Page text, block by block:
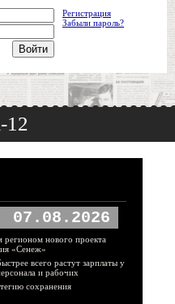
Регистрация
Забыли пароль?
12
07.08.2026
нового проекта
«Сенеж»
всего растут зарплаты у
и рабочих
сохранения